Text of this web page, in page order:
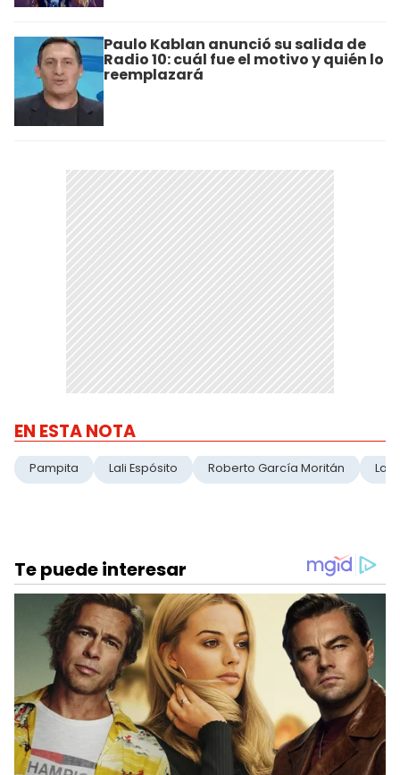
Paulo Kablan anunció su salida de
Radio 10: cuál fue el motivo y quién lo
reemplazará
EN ESTA NOTA
Pampita Lali Espósito Roberto García Moritán La